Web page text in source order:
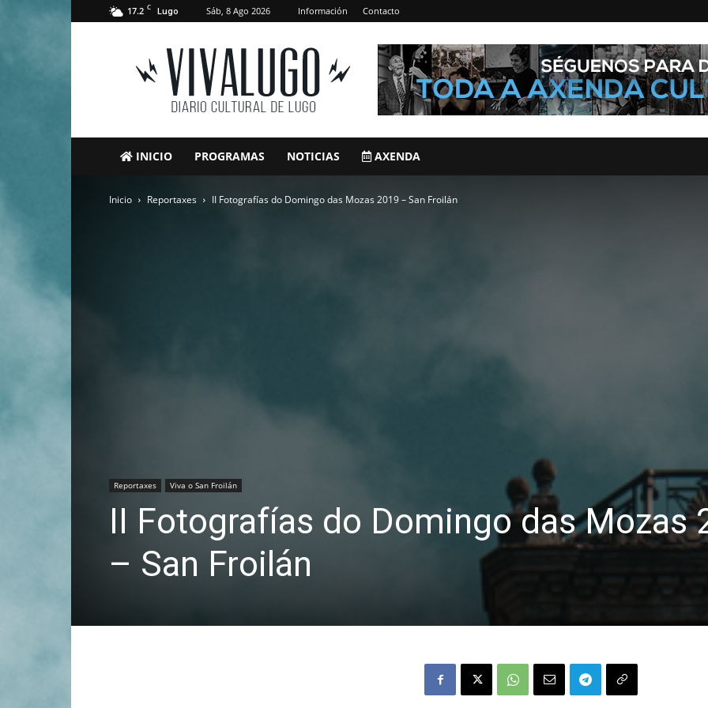
17.2 C Lugo Sáb, 8 Ago 2026 Información Contacto
VivaLugo
INICIO PROGRAMAS NOTICIAS AXENDA
Inicio Reportaxes II Fotografías do Domingo das Mozas 2019 – San Froilán
Reportaxes Viva o San Froilán
II Fotografías do Domingo das Mozas
– San Froilán